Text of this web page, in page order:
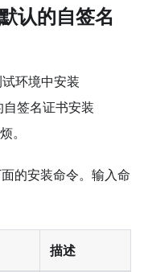
认的自签名
环境中安装
签名证书安装
。
的安装命令。输入命
描述